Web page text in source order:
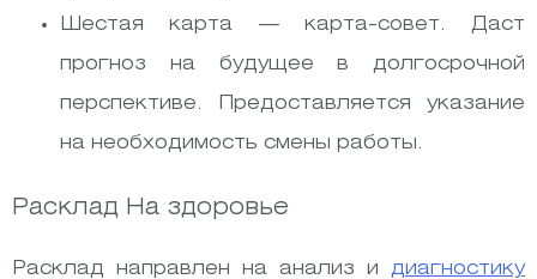
Шестая карта — карта-совет. Даст
прогноз на будущее в долгосрочной
перспективе. Предоставляется указание
на необходимость смены работы.
Расклад На здоровье
Расклад направлен на анализ и диагностику